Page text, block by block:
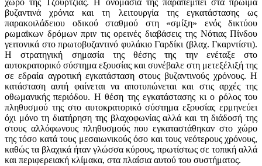
χώρο της Τζούρτζιας. Η ονομασία της παραπέμπει στα πρώιμα
βυζαντινά χρόνια και τη λειτουργία της εγκατάστασης ως
παρακοιλάδειου οδικού σταθμού στη «σμίξη» ενός δικτύου
ρωμαϊκων δρόμων πριν τις ορεινές διαβάσεις της Νότιας Πίνδου
γειτονικά στο πρωτοβυζαντινό φυλάκιο Γαρδίκι (βλαχ. Γκαρντίστι).
Η στρατηγική σημασία της θέσης της την ενέταξε στο
αυτοκρατορικό σύστημα εξουσίας και συνέβαλε στη μετεξέλιξή της
σε εδραία αγροτική εγκατάσταση στους βυζαντινούς χρόνους. Η
κατάσταση αυτή φαίνεται να αποτυπώνεται και στις αρχές της
οθωμανικής περιόδου. Η θέση της εγκατάστασης κι ο ρόλος του
πληθυσμού της στο αυτοκρατορικό σύστημα εξουσίας ερμηνεύει
όχι μόνο τη διατήρηση της βλαχοφωνίας αλλά και τη διάδοσή της
στους αλλόφωνους πληθυσμούς που εγκαταστάθηκαν στο χώρο
της τόσο κατά τους μεσαιωνικούς όσο και τους νεότερους χρόνους,
καθώς τα βλαχικά ήταν γλώσσα κύρους, πρωτίστως σε τοπική αλλά
και περιφερειακή κλίμακα, στα πλαίσια αυτού του συστήματος.